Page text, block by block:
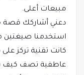
مبيعات أعلى.
دعني أشاركك قصة
استخدمنا صيغتين
كانت تقنية تركز
عاطفية تصف كيف